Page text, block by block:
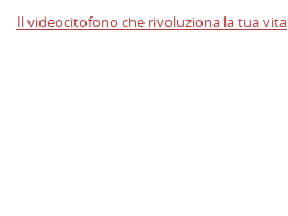
Il videocitofono che rivoluziona la tua vita